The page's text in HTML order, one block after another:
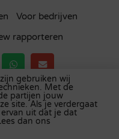
Voor bedrijven
rapporteren
het Verenigd
,België,Spanje,
,Finland
gebruiken wij
Met de
partijen jouw
site. Als je verdergaat
uit dat je dat
dan ons